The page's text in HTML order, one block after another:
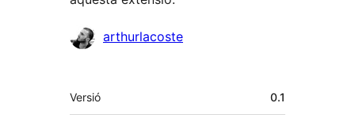
Col·laboradors
arthurlacoste
Meta
Versió 0.1